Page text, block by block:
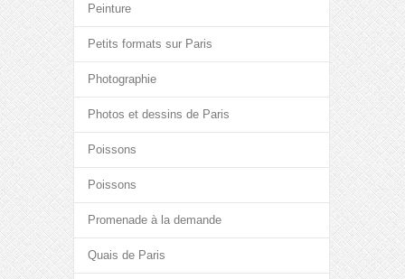
Peinture
Petits formats sur Paris
Photographie
Photos et dessins de Paris
Poissons
Poissons
Promenade à la demande
Quais de Paris